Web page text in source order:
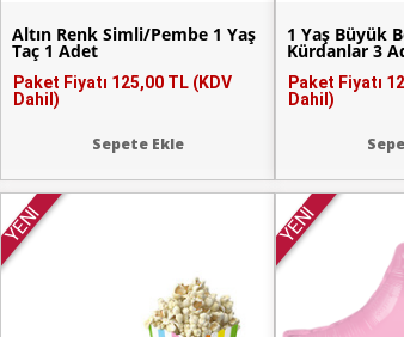
Altın Renk Simli/Pembe 1 Yaş
Taç 1 Adet
Paket Fiyatı 125,00 TL (KDV
Dahil)
Sepete Ekle
1 Yaş Büyük
Kürdanlar 3
Paket Fiyatı
Dahil)
YENİ YENİ